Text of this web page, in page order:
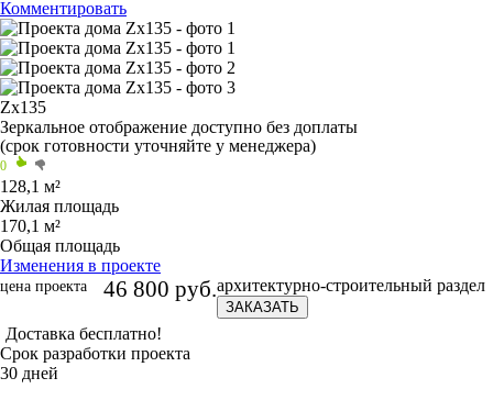
Комментировать
Zx135
Зеркальное отображение доступно без доплаты
(срок готовности уточняйте у менеджера)
0
128,1 м²
Жилая площадь
170,1 м²
Общая площадь
Изменения в проекте
цена проекта 46 800 руб.архитектурно-строительный раздел
ЗАКАЗАТЬ
Доставка бесплатно!
Срок разработки проекта
30 дней